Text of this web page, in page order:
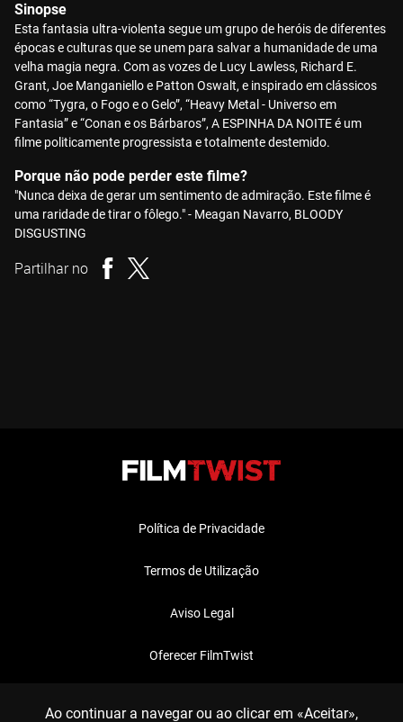
Sinopse
Esta fantasia ultra-violenta segue um grupo de heróis de diferentes
épocas e culturas que se unem para salvar a humanidade de uma
velha magia negra. Com as vozes de Lucy Lawless, Richard E.
Grant, Joe Manganiello e Patton Oswalt, e inspirado em clássicos
como “Tygra, o Fogo e o Gelo”, “Heavy Metal - Universo em
Fantasia” e “Conan e os Bárbaros”, A ESPINHA DA NOITE é um
filme politicamente progressista e totalmente destemido.
Porque não pode perder este filme?
"Nunca deixa de gerar um sentimento de admiração. Este filme é
uma raridade de tirar o fôlego." - Meagan Navarro, BLOODY
DISGUSTING
Partilhar no
Política de Privacidade
Termos de Utilização
Aviso Legal
Oferecer FilmTwist
Ao continuar a navegar ou ao clicar em «Aceitar»,